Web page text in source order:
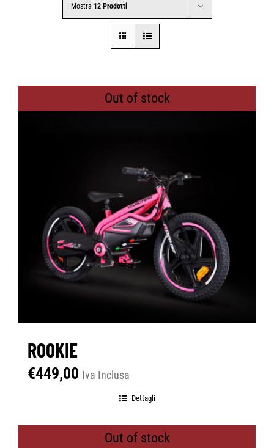
CONTATTI
ACCOUNT
Mostra 12 Prodotti
Out of stock
ROOKIE
€449,00 Iva Inclusa
Dettagli
Out of stock